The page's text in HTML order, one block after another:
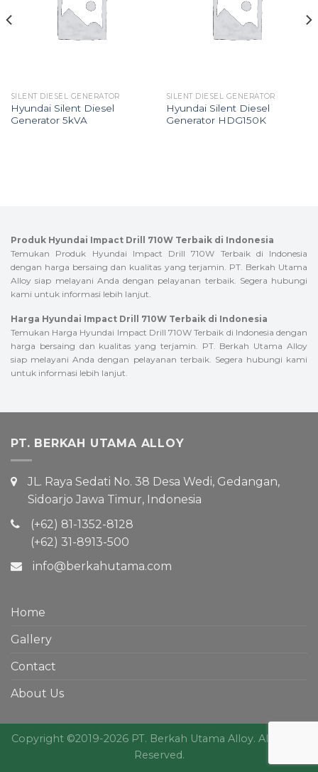
SILENT DIESEL GENERATOR
Hyundai Silent Diesel
Generator 5kVA
SILENT DIESEL GENERATOR
Hyundai Silent Diesel
Generator HDG150K
Produk Hyundai Impact Drill 710W Terbaik di Indonesia
Temukan Produk Hyundai Impact Drill 710W Terbaik di Indonesia
dengan harga bersaing dan kualitas yang terjamin. PT. Berkah Utama
Alloy siap melayani Anda dengan pelayanan terbaik. Segera hubungi
kami untuk informasi lebih lanjut.
Harga Hyundai Impact Drill 710W Terbaik di Indonesia
Temukan Harga Hyundai Impact Drill 710W Terbaik di Indonesia dengan
harga bersaing dan kualitas yang terjamin. PT. Berkah Utama Alloy
siap melayani Anda dengan pelayanan terbaik. Segera hubungi kami
untuk informasi lebih lanjut.
PT. BERKAH UTAMA ALLOY
JL. Raya Sedati No. 38 Desa Wedi, Gedangan,
Sidoarjo Jawa Timur, Indonesia
(+62) 81-1352-8128
(+62) 31-8913-500
info@berkahutama.com
Home
Gallery
Contact
About Us
Copyright ©2019-2026 PT. Berkah Utama Alloy. All Rights
Reserved.